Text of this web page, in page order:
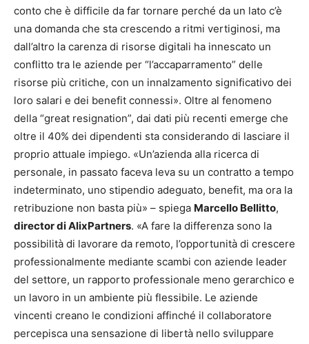
conto che è difficile da far tornare perché da un lato c’è
una domanda che sta crescendo a ritmi vertiginosi, ma
dall’altro la carenza di risorse digitali ha innescato un
conflitto tra le aziende per “l’accaparramento” delle
risorse più critiche, con un innalzamento significativo dei
loro salari e dei benefit connessi». Oltre al fenomeno
della “great resignation”, dai dati più recenti emerge che
oltre il 40% dei dipendenti sta considerando di lasciare il
proprio attuale impiego. «Un’azienda alla ricerca di
personale, in passato faceva leva su un contratto a tempo
indeterminato, uno stipendio adeguato, benefit, ma ora la
retribuzione non basta più» – spiega Marcello Bellitto,
director di AlixPartners. «A fare la differenza sono la
possibilità di lavorare da remoto, l’opportunità di crescere
professionalmente mediante scambi con aziende leader
del settore, un rapporto professionale meno gerarchico e
un lavoro in un ambiente più flessibile. Le aziende
vincenti creano le condizioni affinché il collaboratore
percepisca una sensazione di libertà nello sviluppare